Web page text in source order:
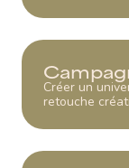
Créer un
retouche